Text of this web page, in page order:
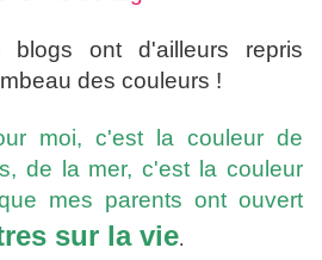
ont d'ailleurs repris
des couleurs !
moi, c'est la couleur de
de la mer, c'est la couleur
mes parents ont ouvert
sur la vie.